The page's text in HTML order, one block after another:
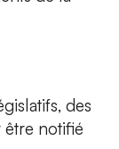
des
notifié